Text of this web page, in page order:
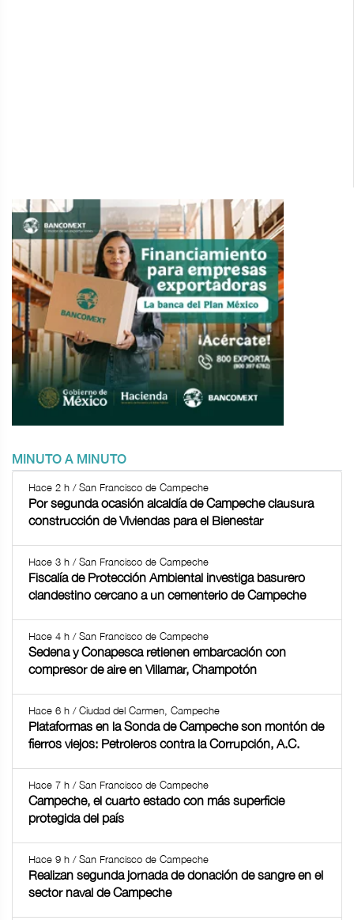
MINUTO A MINUTO
Hace 2 h / San Francisco de Campeche
Por segunda ocasión alcaldía de Campeche clausura
construcción de Viviendas para el Bienestar
Hace 3 h / San Francisco de Campeche
Fiscalía de Protección Ambiental investiga basurero
clandestino cercano a un cementerio de Campeche
Hace 4 h / San Francisco de Campeche
Sedena y Conapesca retienen embarcación con
compresor de aire en Villamar, Champotón
Hace 6 h / Ciudad del Carmen, Campeche
Plataformas en la Sonda de Campeche son montón de
fierros viejos: Petroleros contra la Corrupción, A.C.
Hace 7 h / San Francisco de Campeche
Campeche, el cuarto estado con más superficie
protegida del país
Hace 9 h / San Francisco de Campeche
Realizan segunda jornada de donación de sangre en el
sector naval de Campeche